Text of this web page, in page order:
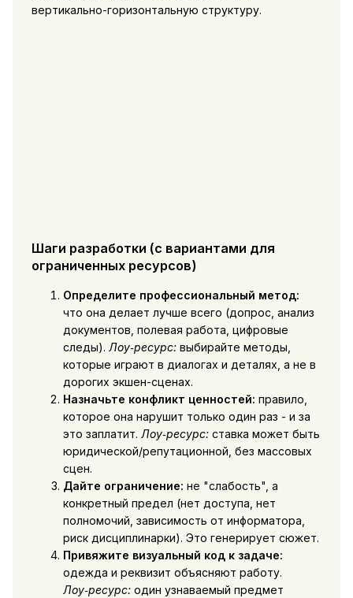
вертикально-горизонтальную структуру.
Шаги разработки (с вариантами для
ограниченных ресурсов)
Определите профессиональный метод:
что она делает лучше всего (допрос, анализ
документов, полевая работа, цифровые
следы). Лоу‑ресурс:выбирайте методы,
которые играют в диалогах и деталях, а не в
дорогих экшен-сценах.
Назначьте конфликт ценностей: правило,
которое она нарушит только один раз - и за
это заплатит. Лоу‑ресурс:ставка может быть
юридической/репутационной, без массовых
сцен.
Дайте ограничение: не "слабость", а
конкретный предел (нет доступа, нет
полномочий, зависимость от информатора,
риск дисциплинарки). Это генерирует сюжет.
Привяжите визуальный код к задаче:
одежда и реквизит объясняют работу.
Лоу‑ресурс:один узнаваемый предмет